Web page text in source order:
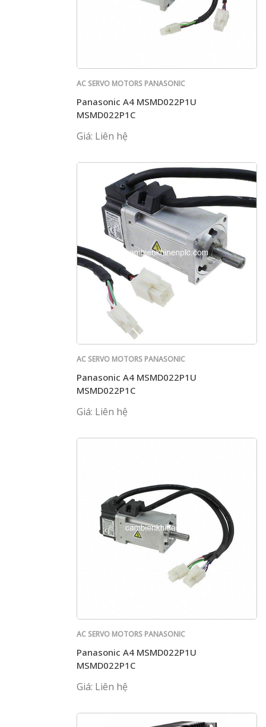
AC SERVO MOTORS PANASONIC
Panasonic A4 MSMD022P1U
MSMD022P1C
Giá: Liên hệ
AC SERVO MOTORS PANASONIC
Panasonic A4 MSMD022P1U
MSMD022P1C
Giá: Liên hệ
AC SERVO MOTORS PANASONIC
Panasonic A4 MSMD022P1U
MSMD022P1C
Giá: Liên hệ